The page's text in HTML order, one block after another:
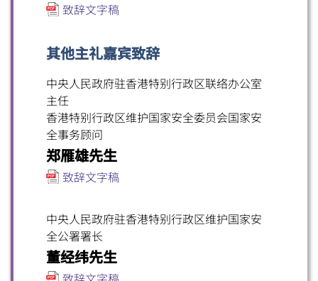
致辞文字稿
其他主礼嘉宾致辞
中央人民政府驻香港特别行政区联络办公室
主任
香港特别行政区维护国家安全委员会国家安
全事务顾问
郑雁雄先生
致辞文字稿
中央人民政府驻香港特别行政区维护国家安
全公署署长
董经纬先生
微信 微博 小红书